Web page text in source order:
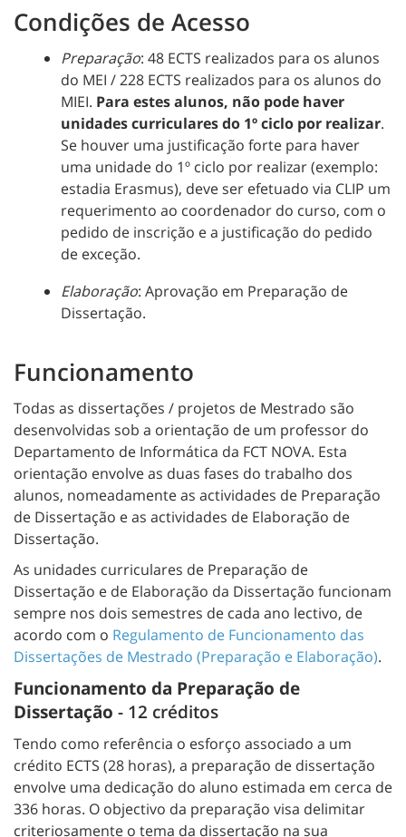
Condições de Acesso
Preparação: 48 ECTS realizados para os alunos
do MEI / 228 ECTS realizados para os alunos do
MIEI. Para estes alunos, não pode haver
unidades curriculares do 1º ciclo por realizar.
Se houver uma justificação forte para haver
uma unidade do 1º ciclo por realizar (exemplo:
estadia Erasmus), deve ser efetuado via CLIP um
requerimento ao coordenador do curso, com o
pedido de inscrição e a justificação do pedido
de exceção.
Elaboração: Aprovação em Preparação de
Dissertação.
Funcionamento
Todas as dissertações / projetos de Mestrado são
desenvolvidas sob a orientação de um professor do
Departamento de Informática da FCT NOVA. Esta
orientação envolve as duas fases do trabalho dos
alunos, nomeadamente as actividades de Preparação
de Dissertação e as actividades de Elaboração de
Dissertação.
As unidades curriculares de Preparação de
Dissertação e de Elaboração da Dissertação funcionam
sempre nos dois semestres de cada ano lectivo, de
acordo com o Regulamento de Funcionamento das
Dissertações de Mestrado (Preparação e Elaboração).
Funcionamento da Preparação de
Dissertação - 12 créditos
Tendo como referência o esforço associado a um
crédito ECTS (28 horas), a preparação de dissertação
envolve uma dedicação do aluno estimada em cerca de
336 horas. O objectivo da preparação visa delimitar
criteriosamente o tema da dissertação na sua